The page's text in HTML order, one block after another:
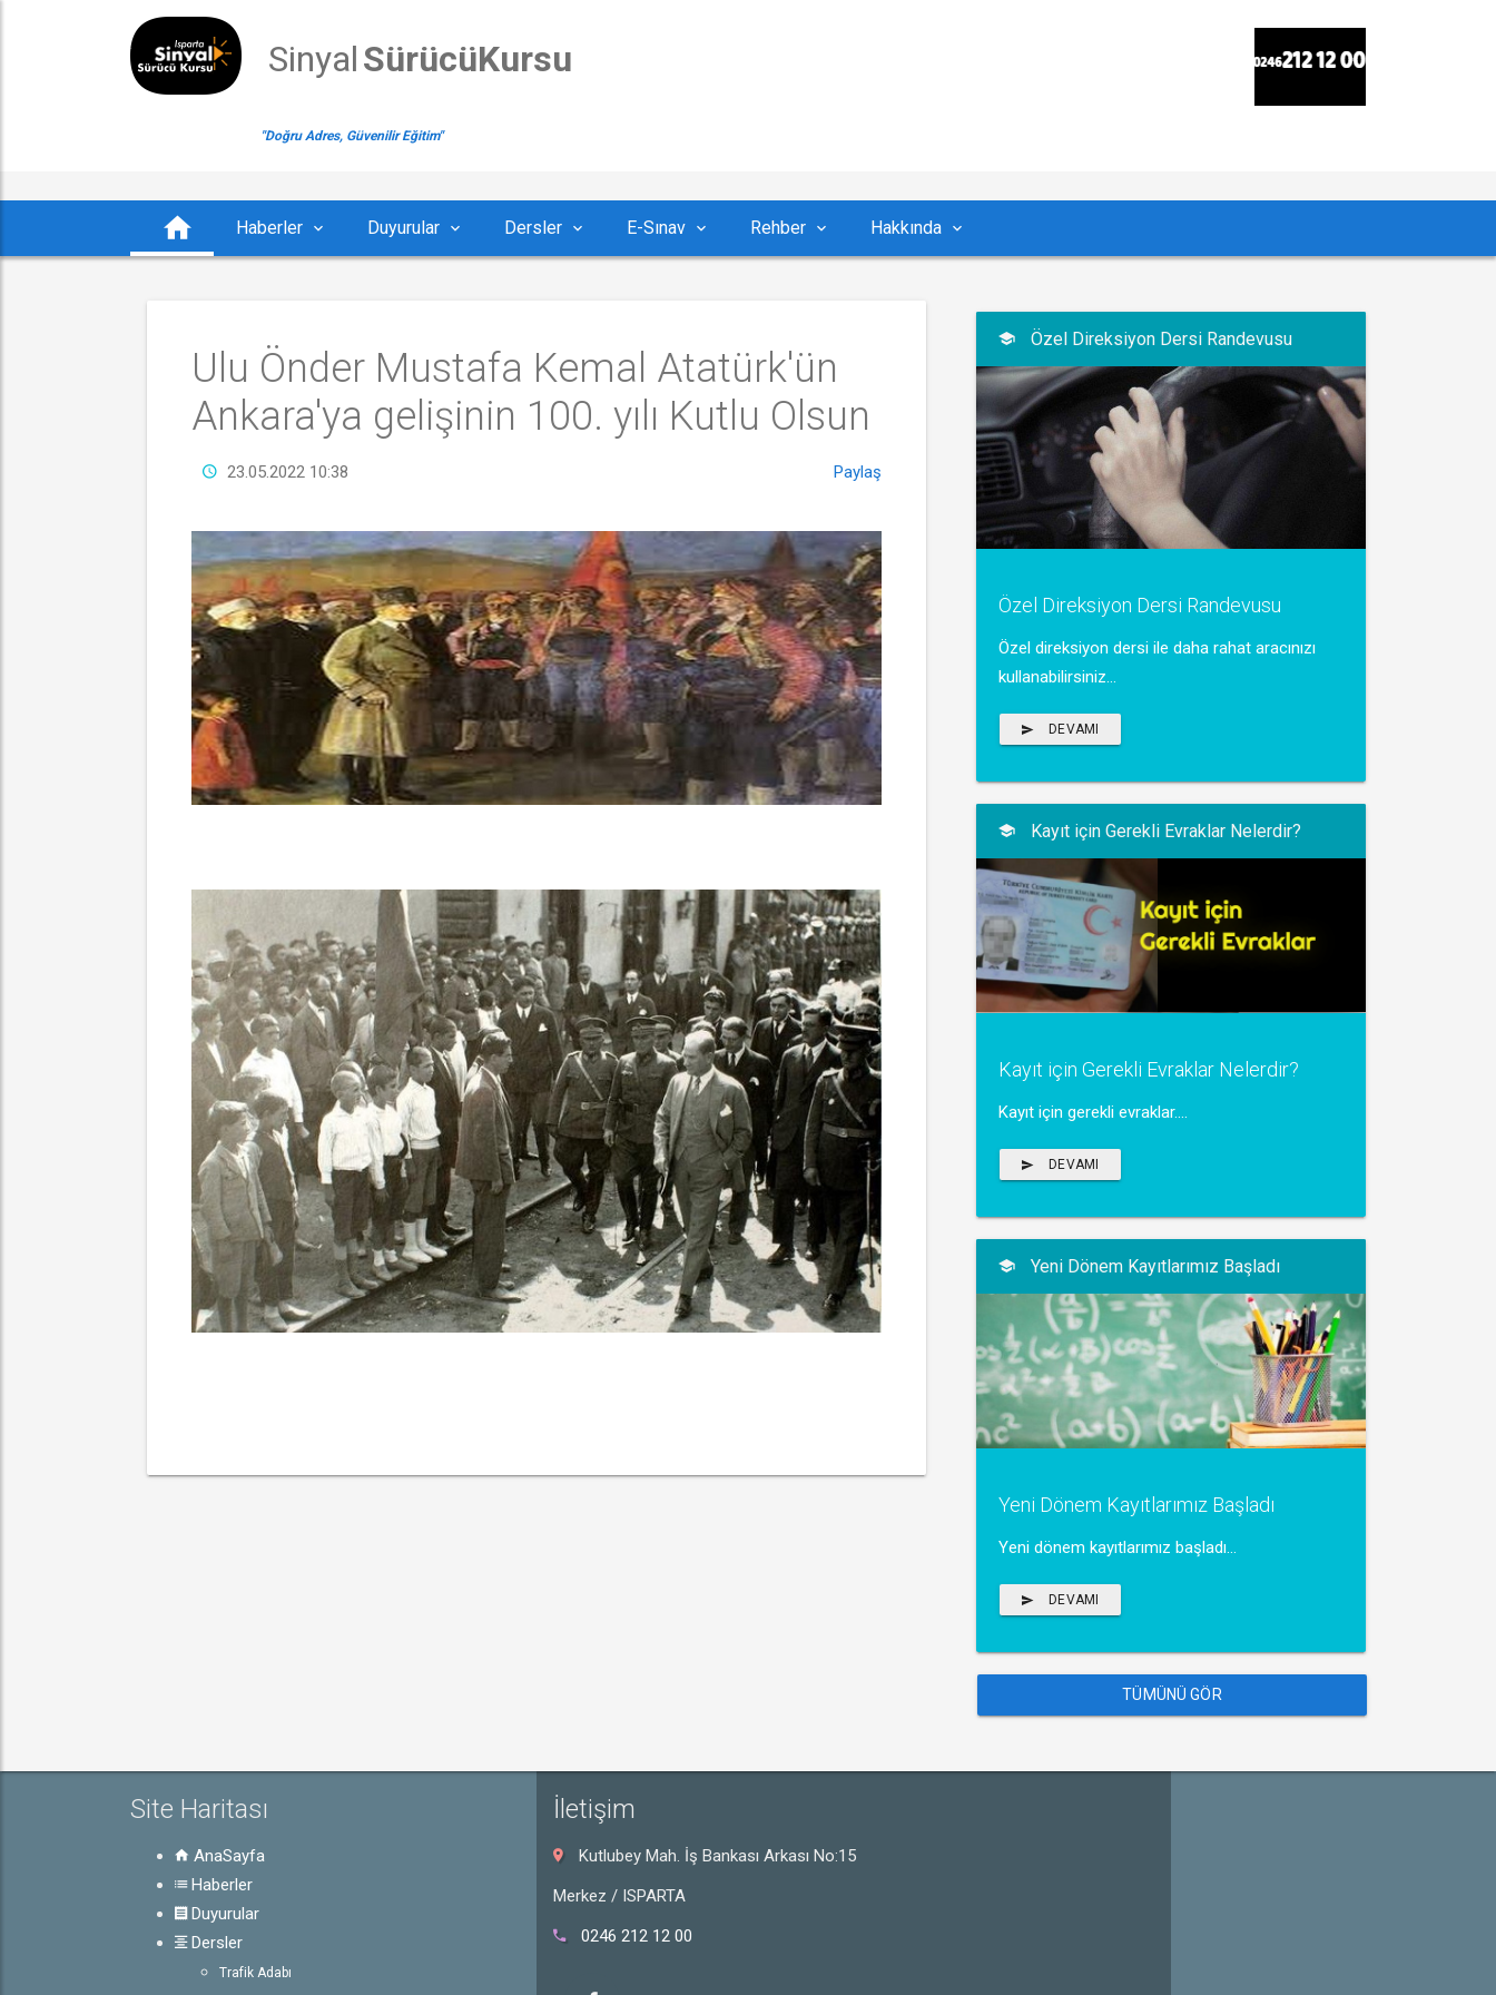
Sinyal SürücüKursu
"Doğru Adres, Güvenilir Eğitim"
Haberler Duyurular Dersler E-Sınav Rehber Hakkında
Ulu Önder Mustafa Kemal Atatürk'ün
Ankara'ya gelişinin 100. yılı Kutlu Olsun
23.05.2022 10:38 Paylaş
Özel Direksiyon Dersi Randevusu
Özel Direksiyon Dersi Randevusu
Özel direksiyon dersi ile daha rahat aracınızı
kullanabilirsiniz...
DEVAMI
Kayıt için Gerekli Evraklar Nelerdir?
Kayıt için Gerekli Evraklar Nelerdir?
Kayıt için gerekli evraklar....
DEVAMI
Yeni Dönem Kayıtlarımız Başladı
Yeni Dönem Kayıtlarımız Başladı
Yeni dönem kayıtlarımız başladı...
DEVAMI
TÜMÜNÜ GÖR
Site Haritası
AnaSayfa
Haberler
Duyurular
Dersler
Trafik Adabı
İletişim
Kutlubey Mah. İş Bankası Arkası No:15
Merkez / ISPARTA
0246 212 12 00